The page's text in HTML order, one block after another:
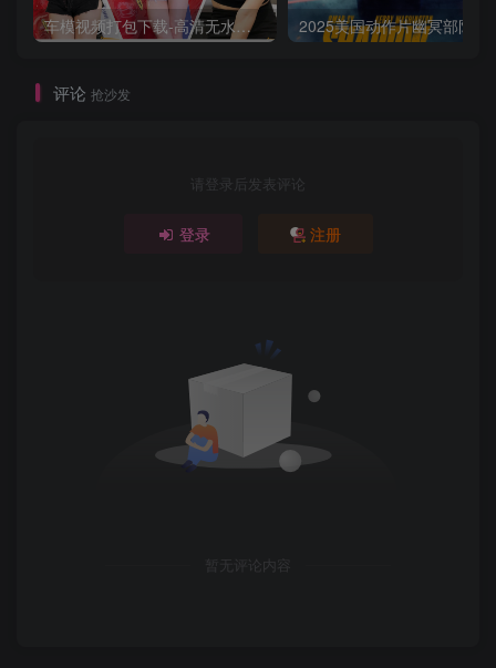
车模视频打包下载-高清无水印版
评论 抢沙发
请登录后发表评论
登录 注册
暂无评论内容